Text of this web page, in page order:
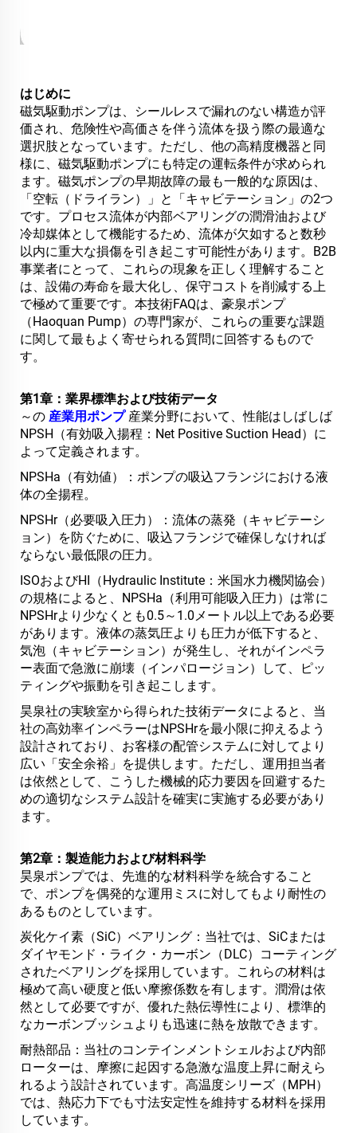
はじめに
磁気駆動ポンプは、シールレスで漏れのない構造が評
価され、危険性や高価さを伴う流体を扱う際の最適な
選択肢となっています。ただし、他の高精度機器と同
様に、磁気駆動ポンプにも特定の運転条件が求められ
ます。磁気ポンプの早期故障の最も一般的な原因は、
「空転（ドライラン）」と「キャビテーション」の2つ
です。プロセス流体が内部ベアリングの潤滑油および
冷却媒体として機能するため、流体が欠如すると数秒
以内に重大な損傷を引き起こす可能性があります。B2B
事業者にとって、これらの現象を正しく理解すること
は、設備の寿命を最大化し、保守コストを削減する上
で極めて重要です。本技術FAQは、豪泉ポンプ
（Haoquan Pump）の専門家が、これらの重要な課題
に関して最もよく寄せられる質問に回答するもので
す。
第1章：業界標準および技術データ
～の 産業用ポンプ 産業分野において、性能はしばしば
NPSH（有効吸入揚程：Net Positive Suction Head）に
よって定義されます。
NPSHa（有効値）：ポンプの吸込フランジにおける液
体の全揚程。
NPSHr（必要吸入圧力）：流体の蒸発（キャビテーシ
ョン）を防ぐために、吸込フランジで確保しなければ
ならない最低限の圧力。
ISOおよびHI（Hydraulic Institute：米国水力機関協会）
の規格によると、NPSHa（利用可能吸入圧力）は常に
NPSHrより少なくとも0.5～1.0メートル以上である必要
があります。液体の蒸気圧よりも圧力が低下すると、
気泡（キャビテーション）が発生し、それがインペラ
ー表面で急激に崩壊（インパロージョン）して、ピッ
ティングや振動を引き起こします。
昊泉社の実験室から得られた技術データによると、当
社の高効率インペラーはNPSHrを最小限に抑えるよう
設計されており、お客様の配管システムに対してより
広い「安全余裕」を提供します。ただし、運用担当者
は依然として、こうした機械的応力要因を回避するた
めの適切なシステム設計を確実に実施する必要があり
ます。
第2章：製造能力および材料科学
昊泉ポンプでは、先進的な材料科学を統合すること
で、ポンプを偶発的な運用ミスに対してもより耐性の
あるものとしています。
炭化ケイ素（SiC）ベアリング：当社では、SiCまたは
ダイヤモンド・ライク・カーボン（DLC）コーティング
されたベアリングを採用しています。これらの材料は
極めて高い硬度と低い摩擦係数を有します。潤滑は依
然として必要ですが、優れた熱伝導性により、標準的
なカーボンブッシュよりも迅速に熱を放散できます。
耐熱部品：当社のコンテインメントシェルおよび内部
ローターは、摩擦に起因する急激な温度上昇に耐えら
れるよう設計されています。高温度シリーズ（MPH）
では、熱応力下でも寸法安定性を維持する材料を採用
しています。